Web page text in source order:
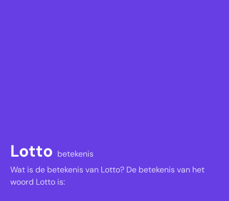
Lotto betekenis
Wat is de betekenis van Lotto? De betekenis van het
woord Lotto is: